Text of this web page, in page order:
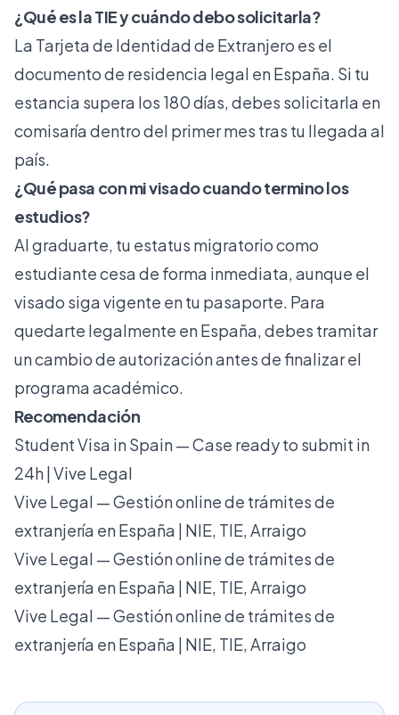
¿Qué es la TIE y cuándo debo solicitarla?
La Tarjeta de Identidad de Extranjero es el
documento de residencia legal en España. Si tu
estancia supera los 180 días, debes solicitarla en
comisaría dentro del primer mes tras tu llegada al
país.
¿Qué pasa con mi visado cuando termino los
estudios?
Al graduarte, tu estatus migratorio como
estudiante cesa de forma inmediata, aunque el
visado siga vigente en tu pasaporte. Para
quedarte legalmente en España, debes tramitar
un cambio de autorización antes de finalizar el
programa académico.
Recomendación
Student Visa in Spain — Case ready to submit in
24h | Vive Legal
Vive Legal — Gestión online de trámites de
extranjería en España | NIE, TIE, Arraigo
Vive Legal — Gestión online de trámites de
extranjería en España | NIE, TIE, Arraigo
Vive Legal — Gestión online de trámites de
extranjería en España | NIE, TIE, Arraigo